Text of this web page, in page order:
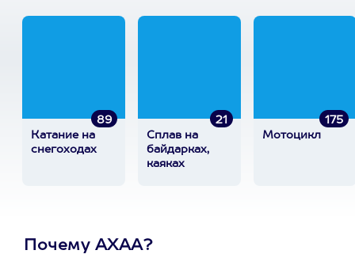
89
Катание на
снегоходах
21
Сплав на
байдарках,
каяках
175
Мотоцикл
Почему АХАА?